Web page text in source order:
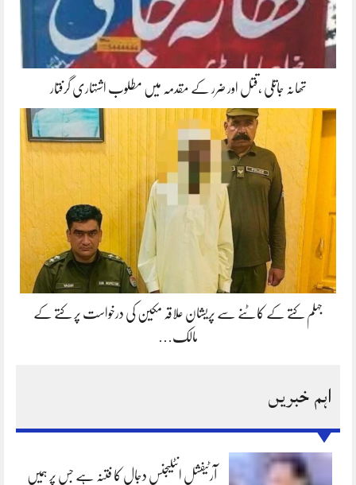
تھانہ جاتلی ،قتل اور ضرر کے مقدمہ میں مطلوب اشتہاری گرفتار
جہلم کتے کے کاٹنے سے پریشان علاقہ مکین کی درخواست پر کتے کے
مالک…
اہم خبریں
آرٹیفشل انٹلیجنس دجال کا فتنہ ہے جس پر ہمیں